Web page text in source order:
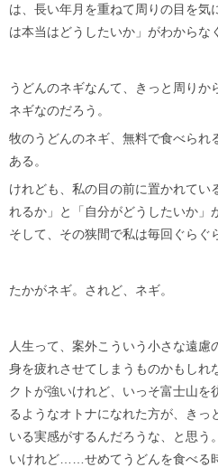
は、長い年月を重ねて周りの目を気
は本当はどうしたいか」がわからな
うどんのネギなんて、きっと周り
ネギなのだろう。
牧のうどんのネギ、無料で食べられ
ある。
けれども、私の目の前に置かれてい
れるか」と「自分がどうしたいか」
そして、その狭間で私は毎回ぐらぐ
たかがネギ。されど、ネギ。
人生って、案外こういう小さな遠慮
身を疲れさせてしまうものかもしれ
クトが強いけれど、いっそ富士山を
るようなオトナになれた方が、きっ
いる実感がするんだろうな、と思う
いけれど……せめてうどんを食べる